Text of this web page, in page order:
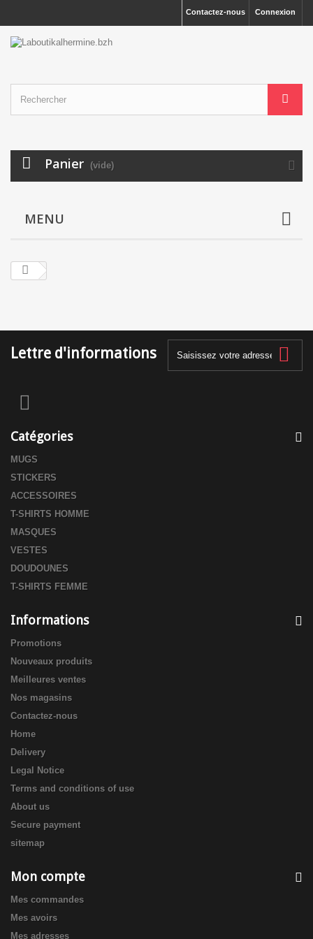
Connexion
Contactez-nous
Panier (vide)
MENU
Lettre d'informations
Catégories
MUGS
STICKERS
ACCESSOIRES
T-SHIRTS HOMME
MASQUES
VESTES
DOUDOUNES
T-SHIRTS FEMME
Informations
Promotions
Nouveaux produits
Meilleures ventes
Nos magasins
Contactez-nous
Home
Delivery
Legal Notice
Terms and conditions of use
About us
Secure payment
sitemap
Mon compte
Mes commandes
Mes avoirs
Mes adresses